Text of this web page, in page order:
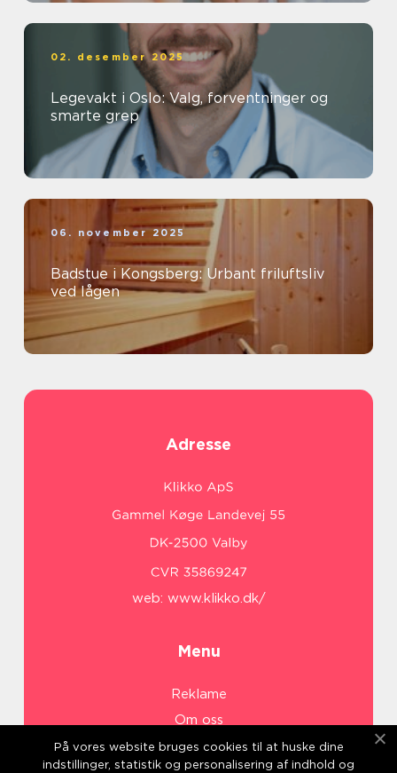
02. desember 2025
Legevakt i Oslo: Valg, forventninger og
smarte grep
06. november 2025
Badstue i Kongsberg: Urbant friluftsliv
ved lågen
Adresse
web: www.klikko.dk/
Menu
Reklame
Om oss
Cookies
På vores website bruges cookies til at huske dine
indstillinger, statistik og personalisering af indhold og